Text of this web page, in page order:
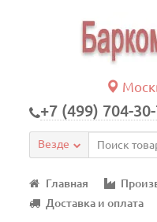
+7 (499) 704-
Везде
Главная
Доставка и оплата